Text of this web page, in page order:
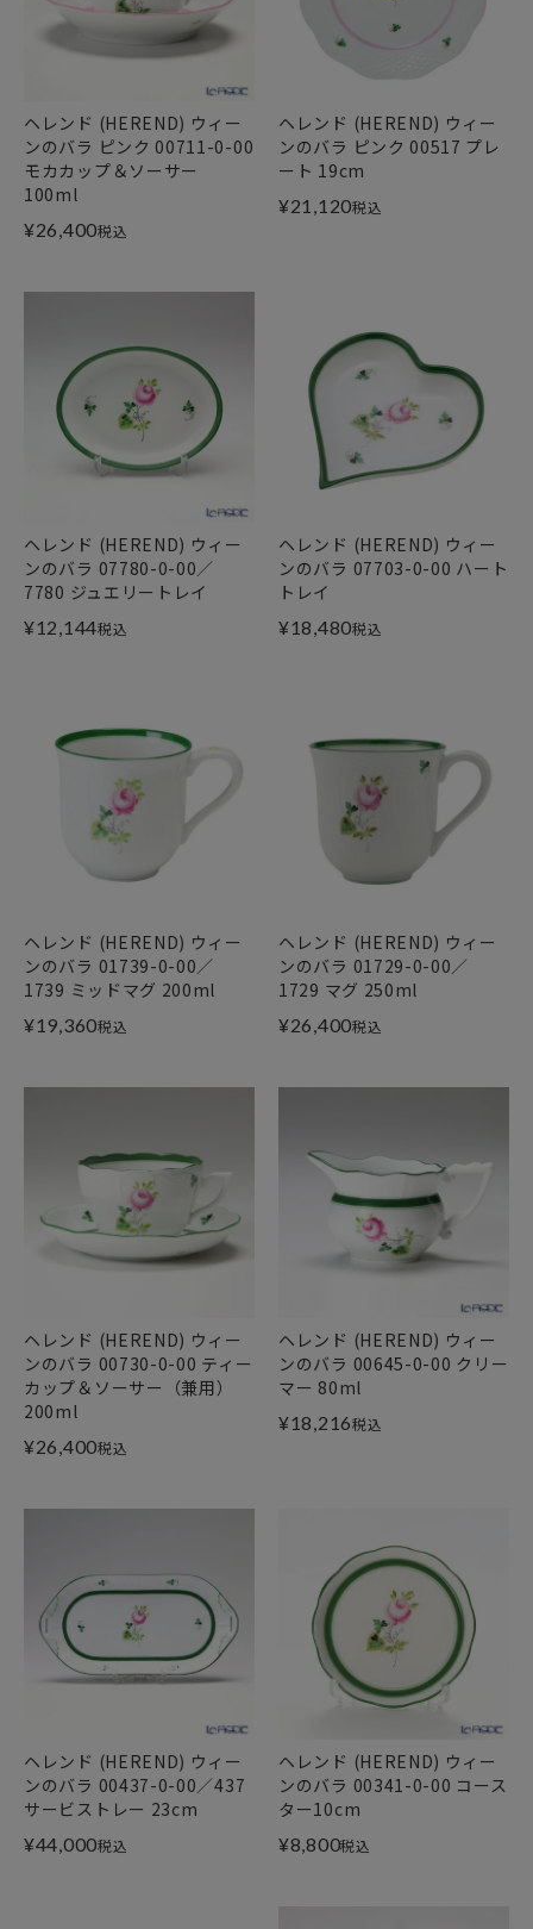
ヘレンド (HEREND) ウィー
ンのバラ ピンク 00711-0-00
モカカップ＆ソーサー
100ml
¥26,400税込
ヘレンド (HEREND) ウィー
ンのバラ ピンク 00517 プレ
ート 19cm
¥21,120税込
ヘレンド (HEREND) ウィー
ンのバラ 07780-0-00／
7780 ジュエリートレイ
¥12,144税込
ヘレンド (HEREND) ウィー
ンのバラ 07703-0-00 ハート
トレイ
¥18,480税込
ヘレンド (HEREND) ウィー
ンのバラ 01739-0-00／
1739 ミッドマグ 200ml
¥19,360税込
ヘレンド (HEREND) ウィー
ンのバラ 01729-0-00／
1729 マグ 250ml
¥26,400税込
ヘレンド (HEREND) ウィー
ンのバラ 00730-0-00 ティー
カップ＆ソーサー（兼用）
200ml
¥26,400税込
ヘレンド (HEREND) ウィー
ンのバラ 00645-0-00 クリー
マー 80ml
¥18,216税込
ヘレンド (HEREND) ウィー
ンのバラ 00437-0-00／437
サービストレー 23cm
¥44,000税込
ヘレンド (HEREND) ウィー
ンのバラ 00341-0-00 コース
ター10cm
¥8,800税込